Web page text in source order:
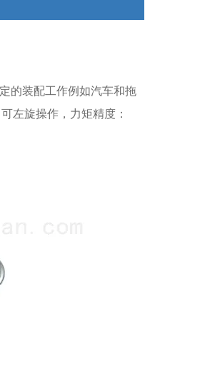
的装配工作例如汽车和拖
左旋操作，力矩精度：